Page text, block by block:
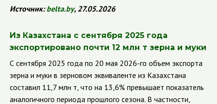
Источник:belta.by, 27.05.2026
Из Казахстана с сентября 2025 года
экспортировано почти 12 млн т зерна и муки
С сентября 2025 года по 20 мая 2026-го объем экспорта
зерна и муки в зерновом эквиваленте из Казахстана
составил 11,7 млн т, что на 13,6% превышает показатель
аналогичного периода прошлого сезона. В частности,